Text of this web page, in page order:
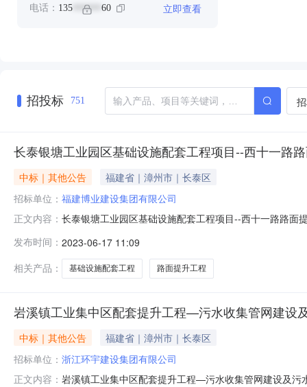
电话： 135 ****** 60 立即查看
招投标 751
长泰银塘工业园区基础设施配套工程项目--西十一路
中标｜其他公告
福建省｜漳州市｜长泰区
招标单位： 福建博业建设集团有限公司
正文内容： 长泰银塘工业园区基础设施配套工程项目--西十一路路面
行《工程施工质量验收规范》等相关规范要求的合格
发布时间： 2023-06-17 11:09
相关产品：
基础设施配套工程 路面提升工程
岩溪镇工业集中区配套提升工程—污水收集管网建设
中标｜其他公告
福建省｜漳州市｜长泰区
招标单位： 浙江环宇建设集团有限公司
正文内容： 岩溪镇工业集中区配套提升工程—污水收集管网建设及